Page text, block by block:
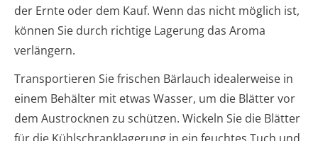
der Ernte oder dem Kauf. Wenn das nicht möglich ist,
können Sie durch richtige Lagerung das Aroma
verlängern.
Transportieren Sie frischen Bärlauch idealerweise in
einem Behälter mit etwas Wasser, um die Blätter vor
dem Austrocknen zu schützen. Wickeln Sie die Blätter